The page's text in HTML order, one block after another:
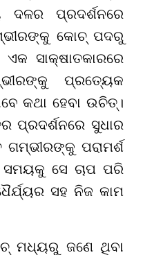
ଦଳର ପ୍ରଦର୍ଶନରେ
କୋଚ୍ ପଦରୁ
ଏକ ସାକ୍ଷାତକାରରେ
ପ୍ରତ୍ୟେକ
କଥା ହେବା ଉଚିତ୍।
ପ୍ରଦର୍ଶନରେ ସୁଧାର
ଗମ୍ଭୀରଙ୍କୁ ପରାମର୍ଶ
ସମୟକୁ ସେ ଚାପ ପରି
ସହ ନିଜ କାମ
ମଧ୍ୟରୁ ଜଣେ ଥିବା